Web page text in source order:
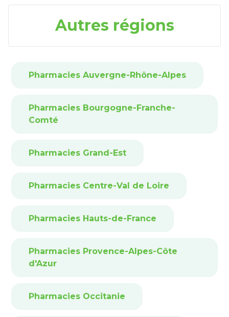
Autres régions
Pharmacies Auvergne-Rhône-Alpes
Pharmacies Bourgogne-Franche-
Comté
Pharmacies Grand-Est
Pharmacies Centre-Val de Loire
Pharmacies Hauts-de-France
Pharmacies Provence-Alpes-Côte
d'Azur
Pharmacies Occitanie